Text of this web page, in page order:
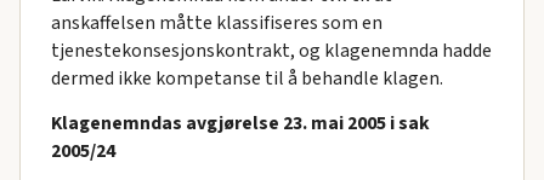
anskaffelsen måtte klassifiseres som en
tjenestekonsesjonskontrakt, og klagenemnda hadde
dermed ikke kompetanse til å behandle klagen.
Klagenemndas avgjørelse 23. mai 2005 i sak
2005/24